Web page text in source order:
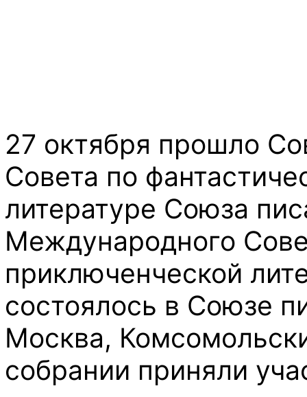
27 октября прошло
Совета по
литературе Союза
Международного
приключенческой
состоялось в Союзе
Москва,
собрании приняли